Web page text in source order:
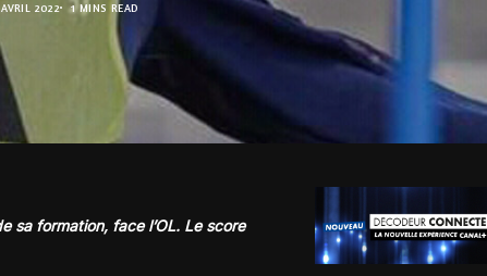
2022 1 MINS READ
sa formation, face l’OL. Le score